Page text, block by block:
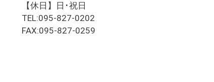
【休日】日･祝日
TEL:095-827-0202
FAX:095-827-0259